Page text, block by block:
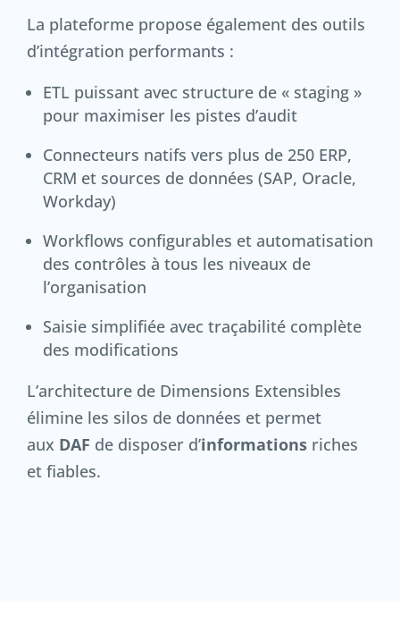
La plateforme propose également des outils
d’intégration performants :
ETL puissant avec structure de « staging »
pour maximiser les pistes d’audit
Connecteurs natifs vers plus de 250 ERP,
CRM et sources de données (SAP, Oracle,
Workday)
Workflows configurables et automatisation
des contrôles à tous les niveaux de
l’organisation
Saisie simplifiée avec traçabilité complète
des modifications
L’architecture de Dimensions Extensibles
élimine les silos de données et permet
aux DAF de disposer d’informations riches
et fiables.